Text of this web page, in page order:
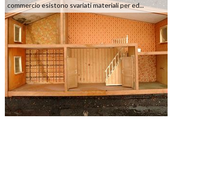
commercio esistono svariati materiali per ed...